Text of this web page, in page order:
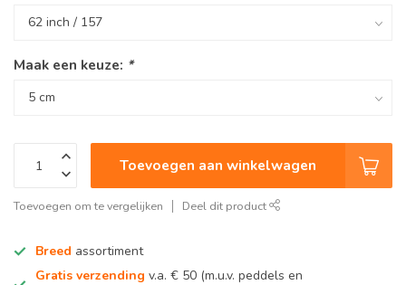
Maak een keuze: *
Toevoegen aan winkelwagen
Toevoegen om te vergelijken Deel dit product
Breed assortiment
Gratis verzending v.a. € 50 (m.u.v. peddels en